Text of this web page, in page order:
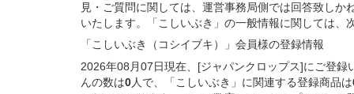
見・ご質問に関しては、運営事務局側では回答致し
いたします。「こしいぶき」の一般情報に関しては
「こしいぶき（コシイブキ）」会員様の登録情報
2026年08月07日現在、[ジャパンクロップス]にご登
んの数は0人で、「こしいぶき」に関連する登録商品は